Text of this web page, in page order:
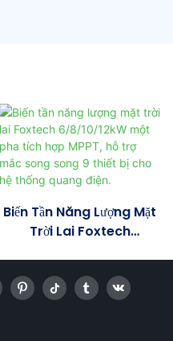
Biến Tần Năng Lượng Mặt
Trời Lai Foxtech
Mắc Song Song 9 Thiết Bị